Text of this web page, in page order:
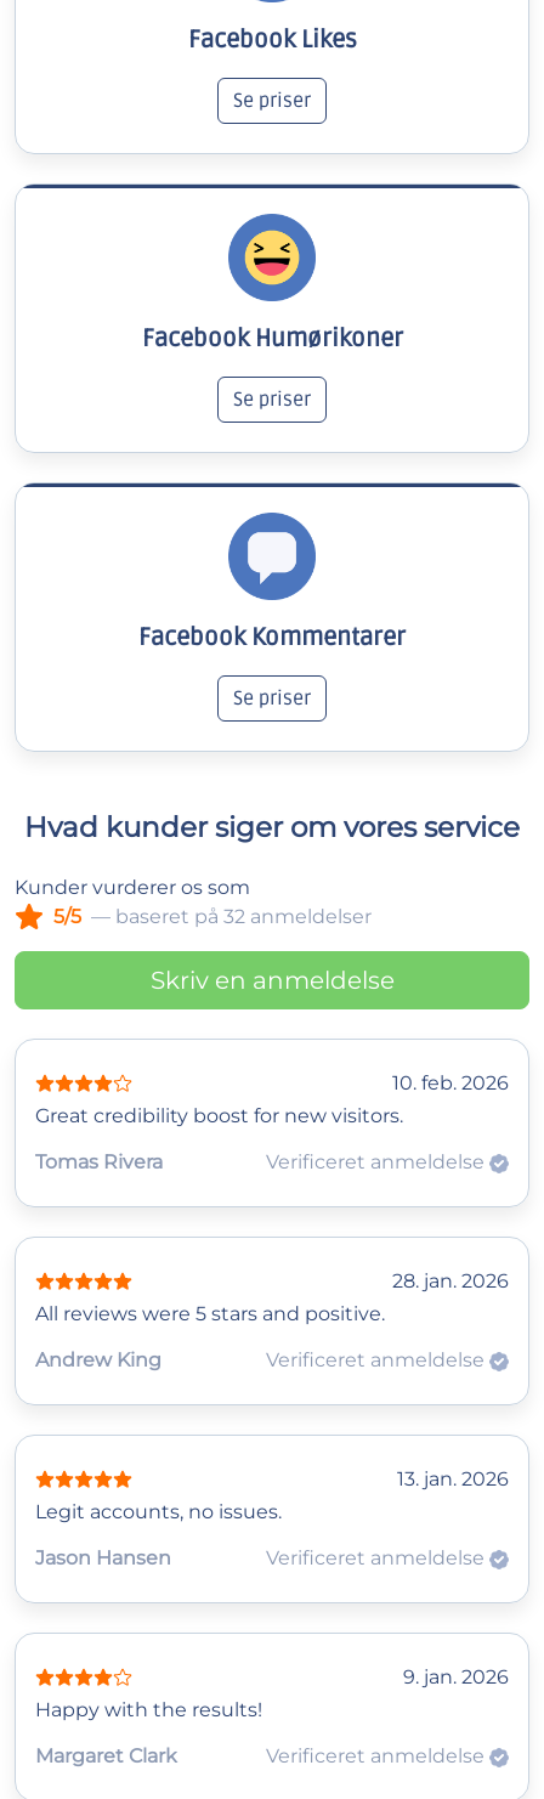
Facebook Likes
Se priser
Facebook Humørikoner
Se priser
Facebook Kommentarer
Se priser
Hvad kunder siger om vores service
Kunder vurderer os som
5/5 — baseret på 32 anmeldelser
Skriv en anmeldelse
10. feb. 2026
Great credibility boost for new visitors.
Tomas Rivera
Verificeret anmeldelse
28. jan. 2026
All reviews were 5 stars and positive.
Andrew King
Verificeret anmeldelse
13. jan. 2026
Legit accounts, no issues.
Jason Hansen
Verificeret anmeldelse
9. jan. 2026
Happy with the results!
Margaret Clark
Verificeret anmeldelse